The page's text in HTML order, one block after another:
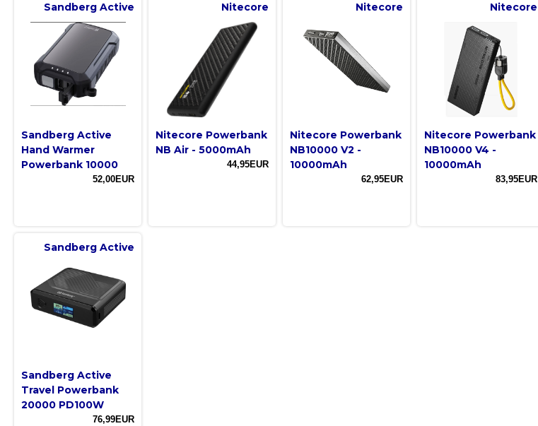
Sandberg Active
Sandberg Active
Hand Warmer
Powerbank 10000
52,00EUR
Nitecore
Nitecore Powerbank
NB Air - 5000mAh
44,95EUR
Nitecore
Nitecore Powerbank
NB10000 V2 -
10000mAh
62,95EUR
Nitecore
Nitecore Powerbank
NB10000 V4 -
10000mAh
83,95EUR
Sandberg Active
Sandberg Active
Travel Powerbank
20000 PD100W
76,99EUR